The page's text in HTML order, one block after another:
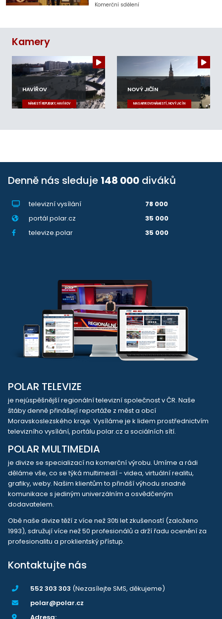
Komerční sdělení
Kamery
HAVÍŘOV
NÁMĚSTÍ REPUBLIKY, HAVÍŘOV
NOVÝ JIČÍN
MASARYKOVO NÁMĚSTÍ, NOVÝ JIČÍN
Denně nás sleduje 148 000 diváků
televizní vysílání
78 000
portál polar.cz
35 000
televize.polar
35 000
POLAR TELEVIZE
je nejúspěšnější regionální televizní společnost v ČR. Naše
štáby denně přinášejí reportáže z měst a obcí
Moravskoslezského kraje. Vysíláme je k lidem prostřednictvím
televizního vysílání, portálu polar.cz a sociálních sítí.
POLAR MULTIMEDIA
je divize se specializací na komerční výrobu. Umíme a rádi
děláme vše, co se týká multimedií - videa, virtuální realitu,
grafiky, weby. Našim klientům to přináší výhodu snadné
komunikace s jediným univerzálním a osvědčeným
dodavatelem.
Obě naše divize těží z více než 30ti let zkušeností (založeno
1993), sdružují více než 50 profesionálů a drží řadu ocenění za
profesionalitu a proklientský přístup.
Kontaktujte nás
552 303 303 (Nezasílejte SMS, děkujeme)
polar@polar.cz